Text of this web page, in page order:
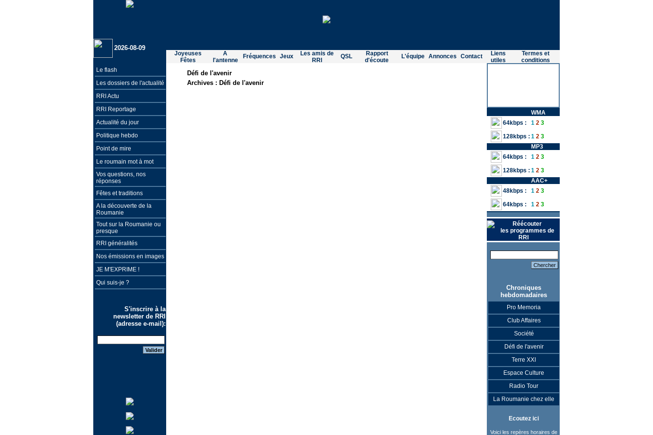
2026-08-09
Joyeuses
Fêtes
A
l'antenne
Fréquences Jeux
Les amis de
RRI
QSL
Rapport
d'écoute
L'équipe Annonces Contact
Liens
utiles
Termes et
conditions
Le flash
Les dossiers de l'actualité
RRI Actu
RRI Reportage
Actualité du jour
Politique hebdo
Point de mire
Le roumain mot à mot
Vos questions, nos
réponses
Fêtes et traditions
A la découverte de la
Roumanie
Tout sur la Roumanie ou
presque
RRI généralités
Nos émissions en images
JE M'EXPRIME !
Qui suis-je ?
S'inscrire à la
newsletter de RRI
(adresse e-mail):
Défi de l'avenir
Archives : Défi de l'avenir
WMA
64kbps :
1 2 3
128kbps : 1 2 3
MP3
64kbps :
1 2 3
128kbps : 1 2 3
AAC+
48kbps :
1 2 3
64kbps :
1 2 3
Réécouter
les programmes de
RRI
Chroniques
hebdomadaires
Pro Memoria
Club Affaires
Société
Défi de l'avenir
Terre XXI
Espace Culture
Radio Tour
La Roumanie chez elle
Ecoutez ici
Voici les repères horaires de